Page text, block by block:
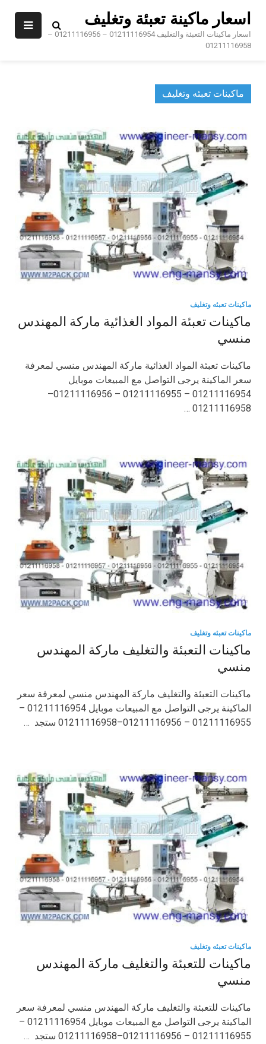
content
اسعار ماكينة تعبئة وتغليف
اسعار ماكينات التعبئة والتغليف 01211116954 – 01211116956 –
01211116958
ماكينات تعبئه وتغليف
ماكينات تعبئه وتغليف
ماكينات تعبئة المواد الغذائية ماركة المهندس
منسي
ماكينات تعبئة المواد الغذائية ماركة المهندس منسي لمعرفة
سعر الماكينة يرجى التواصل مع المبيعات موبايل
01211116954 – 01211116955 – 01211116956–
01211116958 …
ماكينات تعبئه وتغليف
ماكينات التعبئة والتغليف ماركة المهندس
منسي
ماكينات التعبئة والتغليف ماركة المهندس منسي لمعرفة سعر
الماكينة يرجى التواصل مع المبيعات موبايل 01211116954 –
01211116955 – 01211116956–01211116958 ستجد …
ماكينات تعبئه وتغليف
ماكينات للتعبئة والتغليف ماركة المهندس
منسي
ماكينات للتعبئة والتغليف ماركة المهندس منسي لمعرفة سعر
الماكينة يرجى التواصل مع المبيعات موبايل 01211116954 –
01211116955 – 01211116956–01211116958 ستجد …